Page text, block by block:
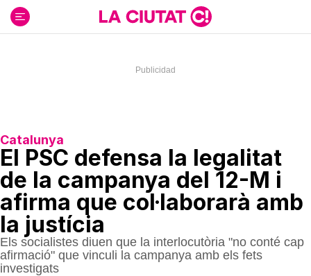
contenido
Catalunya
El PSC defensa la legalitat
de la campanya del 12-M i
afirma que col·laborarà amb
la justícia
Els socialistes diuen que la interlocutòria "no conté cap
afirmació" que vinculi la campanya amb els fets
investigats